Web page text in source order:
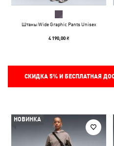
Штаны Wide Graphic Pants Unisex
4 190,00 ₴
СКИДКА 5%И БЕСПЛАТНАЯ
НОВИНКА